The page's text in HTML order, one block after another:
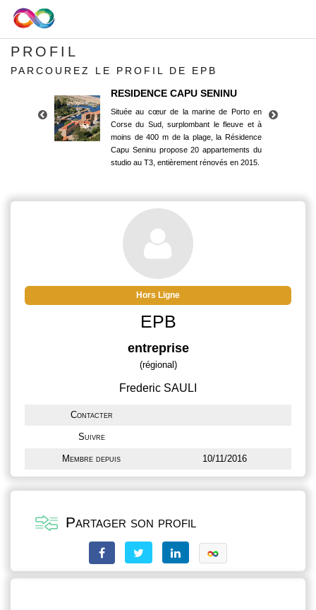
PROFIL
PARCOUREZ LE PROFIL DE EPB
RESIDENCE CAPU SENINU
Située au cœur de la marine de Porto en
Corse du Sud, surplombant le fleuve et à
moins de 400 m de la plage, la Résidence
Capu Seninu propose 20 appartements du
studio au T3, entièrement rénovés en 2015.
Corse du Sud, surplombant le fleuve et à
moins de 400 m de la plage, la Résidence
Capu Seninu propose 20 appartements du
studio au T3, entièrement rénovés en 2015.
Hors Ligne
EPB
entreprise
(régional)
Frederic SAULI
Contacter
Suivre
Membre depuis 10/11/2016
Partager son profil